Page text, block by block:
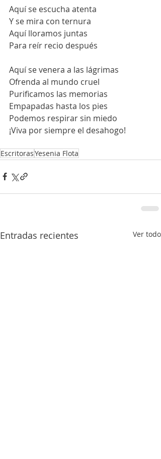
Aquí se escucha atenta
Y se mira con ternura
Aquí lloramos juntas
Para reír recio después
Aquí se venera a las lágrimas
Ofrenda al mundo cruel
Purificamos las memorias
Empapadas hasta los pies
Podemos respirar sin miedo
¡Viva por siempre el desahogo!
EscritorasYesenia Flota
Entradas recientes Ver todo